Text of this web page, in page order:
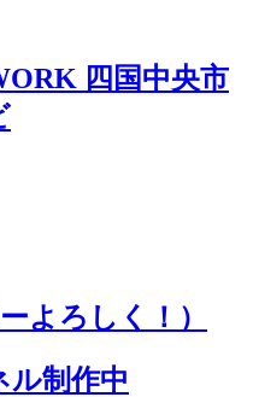
よろしく！）
ル制作中